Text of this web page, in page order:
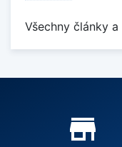
Všechny články
Proč nakupovat
store_mall_directory